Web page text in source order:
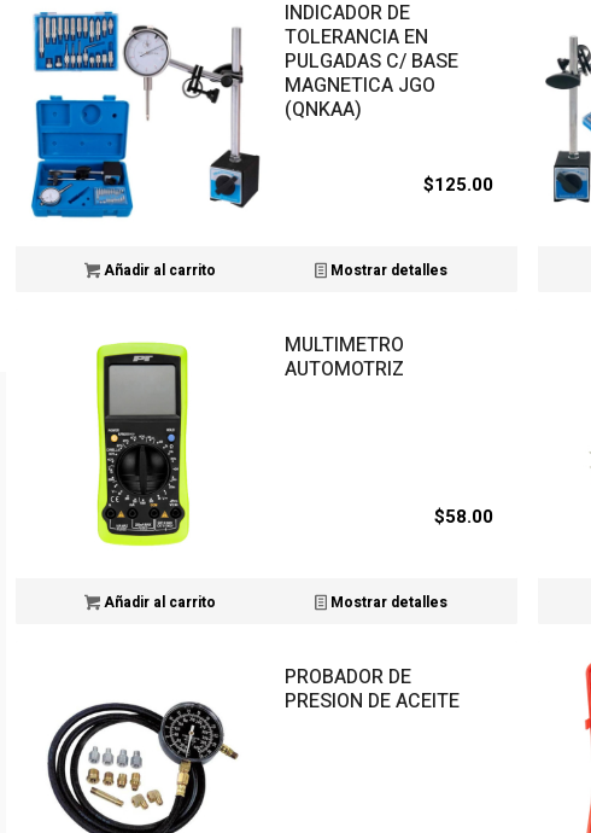
INDICADOR DE
TOLERANCIA EN
PULGADAS C/ BASE
MAGNETICA JGO
(QNKAA)
$125.00
Añadir al carrito Mostrar detalles
MULTIMETRO
AUTOMOTRIZ
$58.00
Añadir al carrito Mostrar detalles
PROBADOR DE
PRESION DE ACEITE